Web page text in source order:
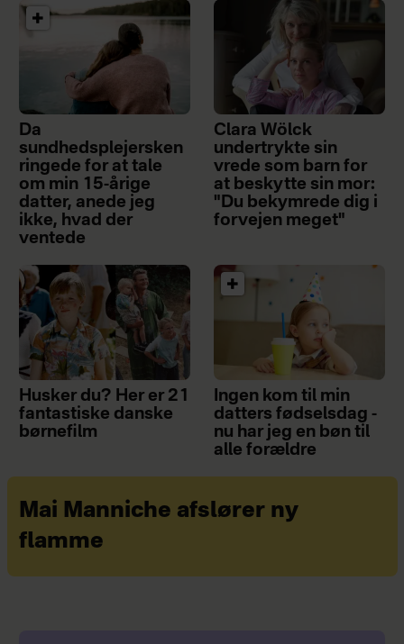
Da
sundhedsplejersken
ringede for at tale
om min 15-årige
datter, anede jeg
ikke, hvad der
ventede
Clara Wölck
undertrykte sin
vrede som barn for
at beskytte sin mor:
"Du bekymrede dig i
forvejen meget"
Husker du? Her er 21
fantastiske danske
børnefilm
Ingen kom til min
datters fødselsdag -
nu har jeg en bøn til
alle forældre
Mai Manniche afslører ny
flamme